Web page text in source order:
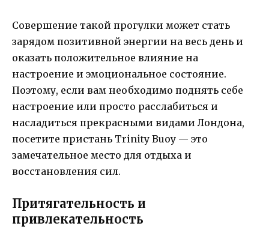
Совершение такой прогулки может стать
зарядом позитивной энергии на весь день и
оказать положительное влияние на
настроение и эмоциональное состояние.
Поэтому, если вам необходимо поднять себе
настроение или просто расслабиться и
насладиться прекрасными видами Лондона,
посетите пристань Trinity Buoy — это
замечательное место для отдыха и
восстановления сил.
Притягательность и
привлекательность